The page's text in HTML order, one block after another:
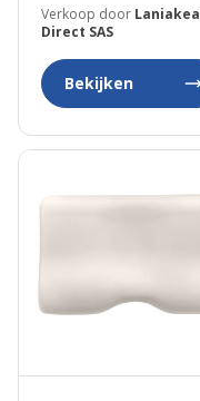
Verkoop door Laniakea
Direct SAS
Bekijken